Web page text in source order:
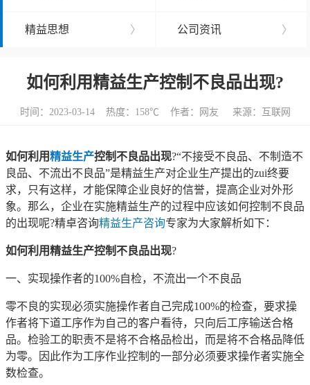
精益思想 〉 公司资讯 〉
如何利用精益生产控制不良品出现?
时间：2023-03-14 热度： 158℃ 作者：网友 来源：互联网
如何利用精益生产控制不良品出现?“不接受不良品、不制造不
良品、不流出不良品”是精益生产对企业生产提出的zui终要
求，只有这样，才能保障企业良好的信誉，提高企业对外形
象。那么，企业在实施精益生产的过程中应该如何控制不良品
的出现呢?精卓咨询精益生产咨询专家为大家解析如下：
如何利用精益生产控制不良品出现?
一、实现操作者的100%自检，不流出一个不良品
零不良的实现必须实施操作者自己完成100%的检查，要求操
作者将下道工序作为自己的客户看待，只向后工序输送合格
品。检验工的职责不是将不合格品检出，而是将不合格品降低
为零。因此作为工序作业控制的一部分必须要求操作者实施全
数检查。